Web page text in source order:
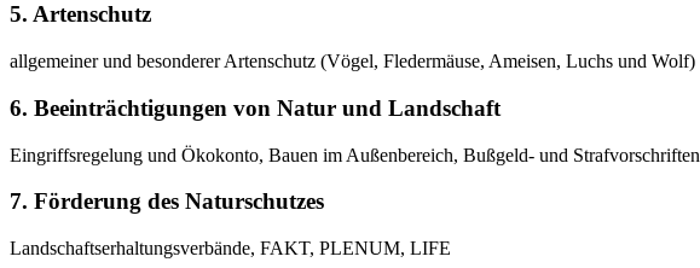
5. Artenschutz
allgemeiner und besonderer Artenschutz (Vögel, Fledermäuse, Ameisen, Luchs und Wolf)
6. Beeinträchtigungen von Natur und Landschaft
Eingriffsregelung und Ökokonto, Bauen im Außenbereich, Bußgeld- und Strafvorschriften
7. Förderung des Naturschutzes
Landschaftserhaltungsverbände, FAKT, PLENUM, LIFE